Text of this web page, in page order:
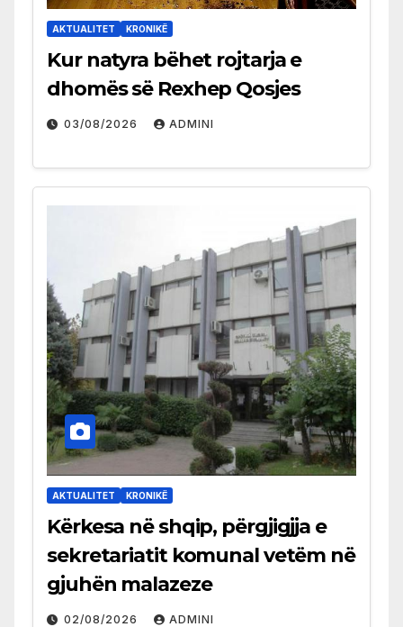
AKTUALITET KRONIKË
Kur natyra bëhet rojtarja e
dhomës së Rexhep Qosjes
03/08/2026 ADMINI
AKTUALITET KRONIKË
Kërkesa në shqip, përgjigjja e
sekretariatit komunal vetëm në
gjuhën malazeze
02/08/2026 ADMINI